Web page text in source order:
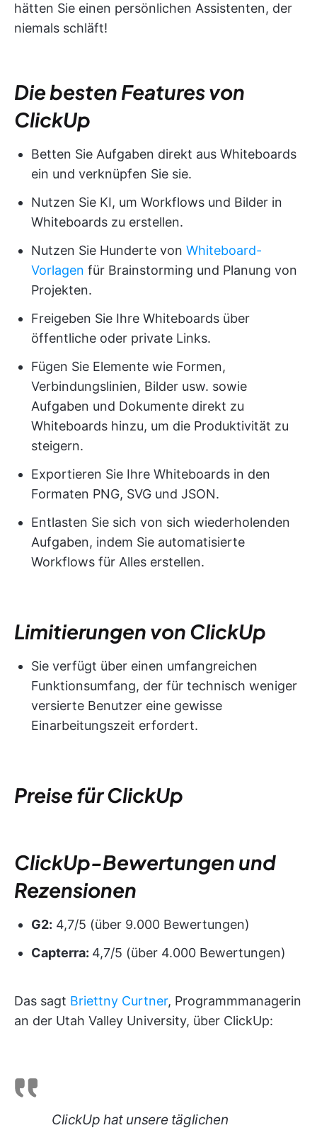
hätten Sie einen persönlichen Assistenten, der
niemals schläft!
Die besten Features von
ClickUp
Betten Sie Aufgaben direkt aus Whiteboards
ein und verknüpfen Sie sie.
Nutzen Sie KI, um Workflows und Bilder in
Whiteboards zu erstellen.
Nutzen Sie Hunderte von Whiteboard-
Vorlagen für Brainstorming und Planung von
Projekten.
Freigeben Sie Ihre Whiteboards über
öffentliche oder private Links.
Fügen Sie Elemente wie Formen,
Verbindungslinien, Bilder usw. sowie
Aufgaben und Dokumente direkt zu
Whiteboards hinzu, um die Produktivität zu
steigern.
Exportieren Sie Ihre Whiteboards in den
Formaten PNG, SVG und JSON.
Entlasten Sie sich von sich wiederholenden
Aufgaben, indem Sie automatisierte
Workflows für Alles erstellen.
Limitierungen von ClickUp
Sie verfügt über einen umfangreichen
Funktionsumfang, der für technisch weniger
versierte Benutzer eine gewisse
Einarbeitungszeit erfordert.
Preise für ClickUp
ClickUp-Bewertungen und
Rezensionen
G2: 4,7/5 (über 9.000 Bewertungen)
Capterra: 4,7/5 (über 4.000 Bewertungen)
Das sagt Briettny Curtner, Programmmanagerin
an der Utah Valley University, über ClickUp:
ClickUp hat unsere täglichen